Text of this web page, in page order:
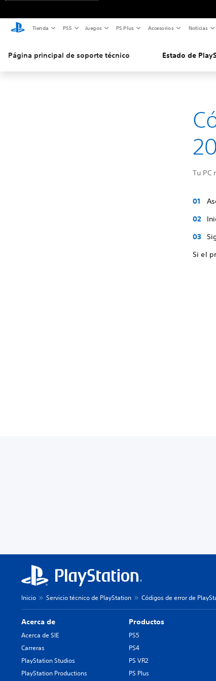
Tienda PS5 Juegos PS Plus Accesorios Noticias
Página principal de soporte técnico Estado de
Tu PC
Si el
Inicio Servicio técnico de PlayStation Códigos de error de
Acerca de
Acerca de SIE
Carreras
PlayStation Studios
PlayStation Productions
Productos
PS5
PS4
PS VR2
PS Plus